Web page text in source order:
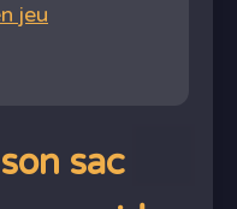
jeu
sac